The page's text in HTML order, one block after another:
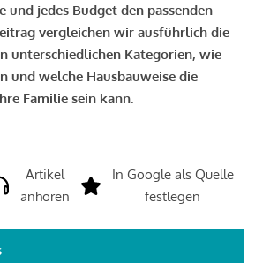
und jedes Budget den passenden
vergleichen wir ausführlich die
unterschiedlichen Kategorien, wie
und welche Hausbauweise die
Familie sein kann.
Artikel
anhören
In Google als Quelle
festlegen